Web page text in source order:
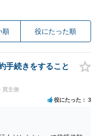
順 役にたった順
手続きをすること
買主側
役にたった 3